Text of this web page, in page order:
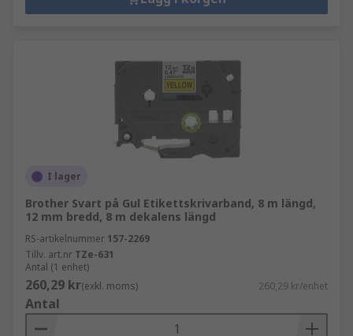
I lager
Brother Svart på Gul Etikettskrivarband, 8 m längd,
12 mm bredd, 8 m dekalens längd
RS-artikelnummer 157-2269
Tillv. art.nr TZe-631
Antal (1 enhet)
260,29 kr(exkl. moms) 260,29 kr/enhet
Antal